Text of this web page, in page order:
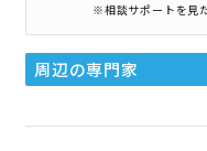
※相談サポートを見
周辺の専門家